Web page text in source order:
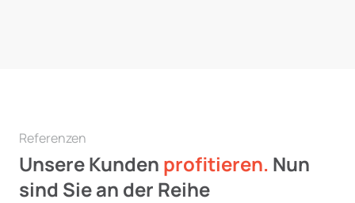
Referenzen
Unsere Kunden profitieren. Nun
sind Sie an der Reihe